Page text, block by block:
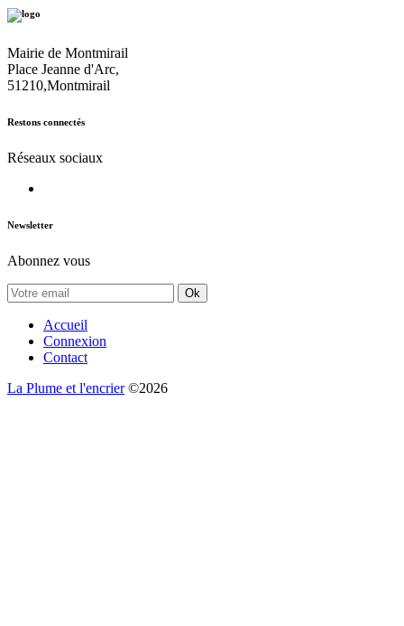
Mairie de Montmirail
Place Jeanne d'Arc,
51210,Montmirail
Restons connectés
Réseaux sociaux
Newsletter
Abonnez vous
Ok
Accueil
Connexion
Contact
La Plume et l'encrier©2026